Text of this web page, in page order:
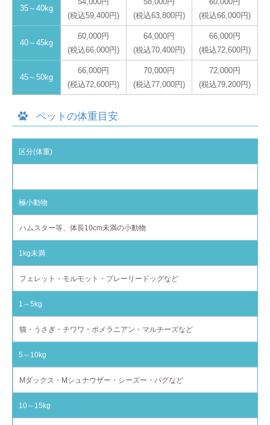
35～40kg
(税込59,400円)
(税込63,800円)
(税込66,000円)
40～45kg
60,000円
(税込66,000円)
64,000円
(税込70,400円)
66,000円
(税込72,600円)
45～50kg
66,000円
(税込72,600円)
70,000円
(税込77,000円)
72,000円
(税込79,200円)
ペットの体重目安
区分(体重)
極小動物
ハムスター等、体長10cm未満の小動物
1kg未満
フェレット・モルモット・プレーリードッグなど
1～5kg
猫・うさぎ・チワワ・ポメラニアン・マルチーズなど
5～10kg
Mダックス・Mシュナウザー・シーズー・パグなど
10～15kg